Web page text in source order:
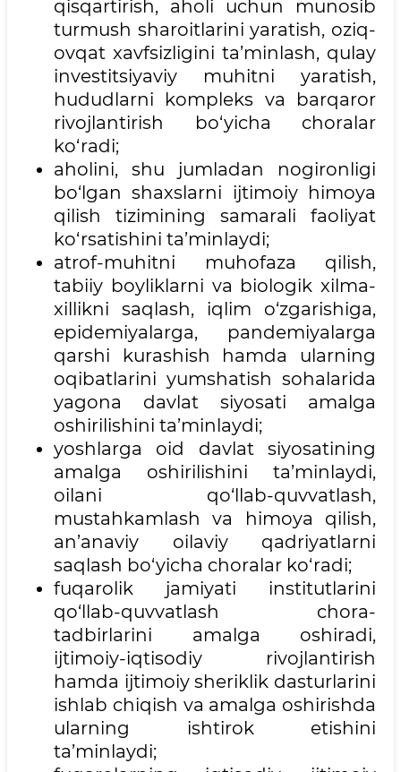
qisqartirish, aholi uchun munosib
turmush sharoitlarini yaratish, oziq-
ovqat xavfsizligini ta’minlash, qulay
investitsiyaviy muhitni yaratish,
hududlarni kompleks va barqaror
rivojlantirish bo‘yicha choralar
ko‘radi;
aholini, shu jumladan nogironligi
bo‘lgan shaxslarni ijtimoiy himoya
qilish tizimining samarali faoliyat
ko‘rsatishini ta’minlaydi;
atrof-muhitni muhofaza qilish,
tabiiy boyliklarni va biologik xilma-
xillikni saqlash, iqlim o‘zgarishiga,
epidemiyalarga, pandemiyalarga
qarshi kurashish hamda ularning
oqibatlarini yumshatish sohalarida
yagona davlat siyosati amalga
oshirilishini ta’minlaydi;
yoshlarga oid davlat siyosatining
amalga oshirilishini ta’minlaydi,
oilani qo‘llab-quvvatlash,
mustahkamlash va himoya qilish,
an’anaviy oilaviy qadriyatlarni
saqlash bo‘yicha choralar ko‘radi;
fuqarolik jamiyati institutlarini
qo‘llab-quvvatlash chora-
tadbirlarini amalga oshiradi,
ijtimoiy-iqtisodiy rivojlantirish
hamda ijtimoiy sheriklik dasturlarini
ishlab chiqish va amalga oshirishda
ularning ishtirok etishini
ta’minlaydi;